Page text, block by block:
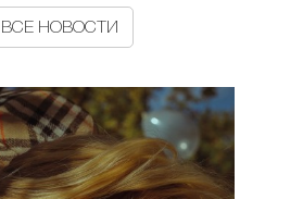
АГЕНТСТВО
НОВОСТИ
КОНТАКТЫ
ВСЕ НОВОСТИ